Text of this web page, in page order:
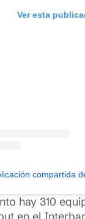
Ver esta
compartida
hay 310